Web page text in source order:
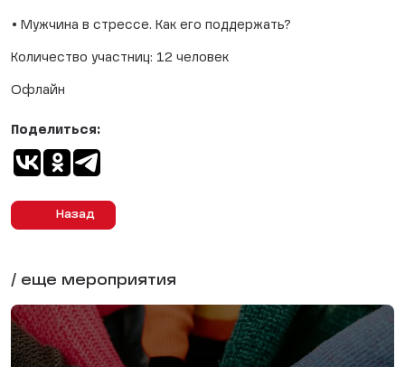
• Мужчина в стрессе. Как его поддержать?
Количество участниц: 12 человек
Офлайн
Назад
Поделиться:
/ еще мероприятия